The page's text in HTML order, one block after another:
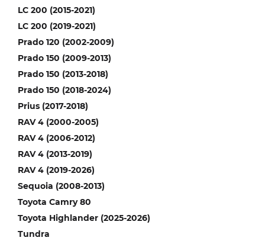
LC 200 (2015-2021)
LC 200 (2019-2021)
Prado 120 (2002-2009)
Prado 150 (2009-2013)
Prado 150 (2013-2018)
Prado 150 (2018-2024)
Prius (2017-2018)
RAV 4 (2000-2005)
RAV 4 (2006-2012)
RAV 4 (2013-2019)
RAV 4 (2019-2026)
Sequoia (2008-2013)
Toyota Camry 80
Toyota Highlander (2025-2026)
Tundra